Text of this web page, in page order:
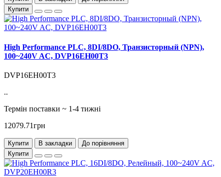
Купити
High Performance PLC, 8DI/8DO, Транзисторный (NPN),
100~240V AC, DVP16EH00T3
DVP16EH00T3
..
Термін поставки ~ 1-4 тижні
12079.71грн
Купити В закладки
До порівняння
Купити